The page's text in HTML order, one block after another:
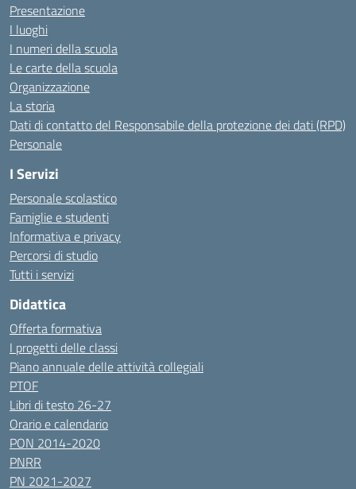
Presentazione
I luoghi
I numeri della scuola
Le carte della scuola
Organizzazione
La storia
Dati di contatto del Responsabile della protezione dei dati (RPD)
Personale
I Servizi
Personale scolastico
Famiglie e studenti
Informativa e privacy
Percorsi di studio
Tutti i servizi
Didattica
Offerta formativa
I progetti delle classi
Piano annuale delle attività collegiali
PTOF
Libri di testo 26-27
Orario e calendario
PON 2014-2020
PNRR
PN 2021-2027